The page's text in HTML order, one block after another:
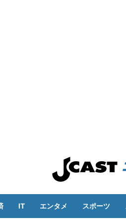
IT エンタメ スポーツ